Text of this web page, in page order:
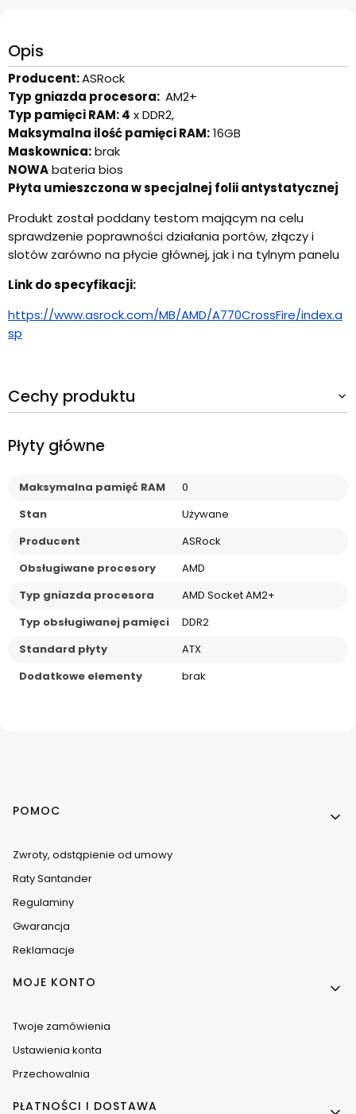
Opis
Producent:ASRock
Typ gniazda procesora: AM2+
Typ pamięci RAM: 4 x DDR2,
Maksymalna ilość pamięci RAM:16GB
Maskownica:brak
NOWAbateria bios
Płyta umieszczona w specjalnej folii antystatycznej
Produkt został poddany testom mającym na celu
sprawdzenie poprawności działania portów, złączy i
slotów zarówno na płycie głównej, jak i na tylnym panelu
Link do specyfikacji:
https://www.asrock.com/MB/AMD/A770CrossFire/index.a
sp
Cechy produktu
Płyty główne
Maksymalna pamięć RAM
0
Stan
Używane
Producent
ASRock
Obsługiwane procesory
AMD
Typ gniazda procesora
AMD Socket AM2+
Typ obsługiwanej pamięci
DDR2
Standard płyty
ATX
Dodatkowe elementy
brak
Linki w stopce
POMOC
Zwroty, odstąpienie od umowy
Raty Santander
Regulaminy
Gwarancja
Reklamacje
MOJE KONTO
Twoje zamówienia
Ustawienia konta
Przechowalnia
PŁATNOŚCI I DOSTAWA